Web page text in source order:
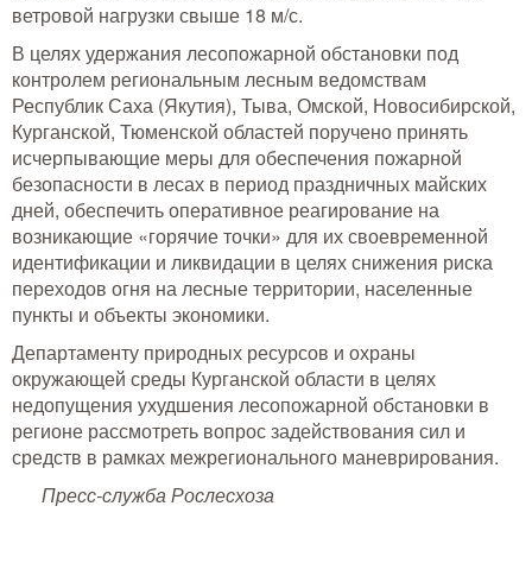
ветровой нагрузки свыше 18 м/с.
В целях удержания лесопожарной обстановки под
контролем региональным лесным ведомствам
Республик Саха (Якутия), Тыва, Омской, Новосибирской,
Курганской, Тюменской областей поручено принять
исчерпывающие меры для обеспечения пожарной
безопасности в лесах в период праздничных майских
дней, обеспечить оперативное реагирование на
возникающие «горячие точки» для их своевременной
идентификации и ликвидации в целях снижения риска
переходов огня на лесные территории, населенные
пункты и объекты экономики.
Департаменту природных ресурсов и охраны
окружающей среды Курганской области в целях
недопущения ухудшения лесопожарной обстановки в
регионе рассмотреть вопрос задействования сил и
средств в рамках межрегионального маневрирования.
Пресс-служба Рослесхоза